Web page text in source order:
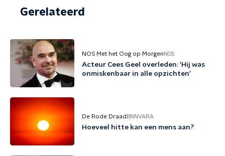
Gerelateerd
NOS Met het Oog op Morgen NOS
Acteur Cees Geel overleden: 'Hij was
onmiskenbaar in alle opzichten'
De Rode Draad BNNVARA
Hoeveel hitte kan een mens aan?